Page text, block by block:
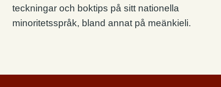
teckningar och boktips på sitt nationella
minoritetsspråk, bland annat på meänkieli.